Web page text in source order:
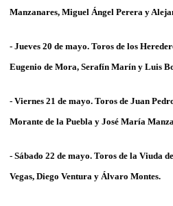
Manzanares, Miguel Ángel Perera y
- Jueves 20 de mayo. Toros de los
Eugenio de Mora, Serafín Marín y Luis
- Viernes 21 de mayo. Toros de Juan
Morante de la Puebla y José María
- Sábado 22 de mayo. Toros de la Viuda de
Vegas, Diego Ventura y Álvaro Montes.